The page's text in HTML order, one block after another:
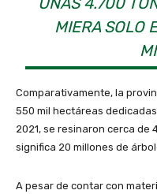
MIERA SOLO
Comparativamente, la
550 mil hectáreas
2021, se resinaron cerca de
significa 20 millones de
A pesar de contar con